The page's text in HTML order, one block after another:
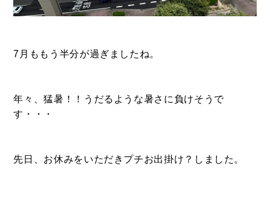
7月ももう半分が過ぎましたね。
年々、猛暑！！うだるような暑さに負けそうで
す・・・
先日、お休みをいただきプチお出掛け？しました。